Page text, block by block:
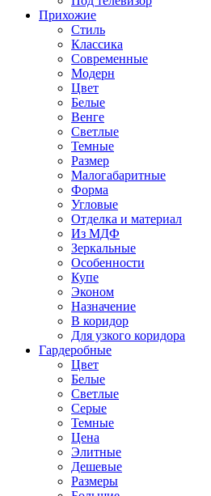
Прихожие
Стиль
Классика
Современные
Модерн
Цвет
Белые
Венге
Светлые
Темные
Размер
Малогабаритные
Форма
Угловые
Отделка и материал
Из МДФ
Зеркальные
Особенности
Купе
Эконом
Назначение
В коридор
Для узкого коридора
Гардеробные
Цвет
Белые
Светлые
Серые
Темные
Цена
Элитные
Дешевые
Размеры